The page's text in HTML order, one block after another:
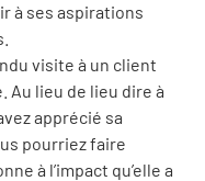
à ses aspirations
rendu visite à un client
Au lieu de lieu dire à
apprécié sa
pourriez faire
à l’impact qu’elle a